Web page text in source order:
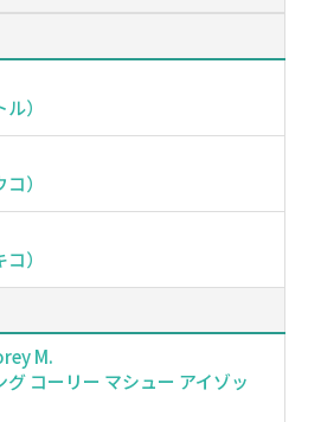
）
）
）
M.
グ コーリー マシュー アイゾッ